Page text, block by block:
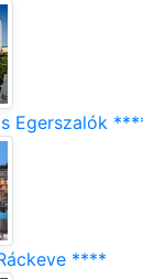
Egerszalók
****